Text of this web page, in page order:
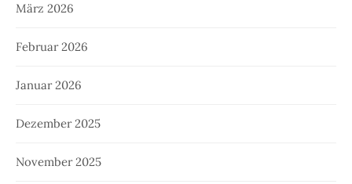
März 2026
Februar 2026
Januar 2026
Dezember 2025
November 2025